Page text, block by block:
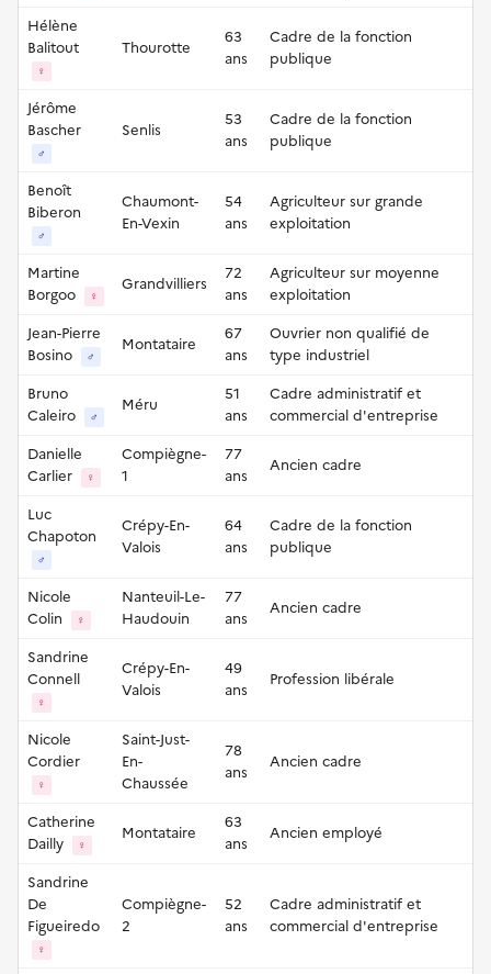
Hélène
Balitout
♀
Thourotte
63
ans
Cadre de la fonction
publique
Jérôme
Bascher
♂
Senlis
53
ans
Cadre de la fonction
publique
Benoît
Biberon
♂
Chaumont-
En-Vexin
54
ans
Agriculteur sur grande
exploitation
Martine
Borgoo
♀
Grandvilliers
72
ans
Agriculteur sur moyenne
exploitation
Jean-Pierre
Bosino
♂
Montataire
67
ans
Ouvrier non qualifié de
type industriel
Bruno
Caleiro
♂
Méru
51
ans
Cadre administratif et
commercial d'entreprise
Danielle
Carlier
♀
Compiègne-
1
77
ans
Ancien cadre
Luc
Chapoton
♂
Crépy-En-
Valois
64
ans
Cadre de la fonction
publique
Nicole
Colin
♀
Nanteuil-Le-
Haudouin
77
ans
Ancien cadre
Sandrine
Connell
♀
Crépy-En-
Valois
49
ans
Profession libérale
Nicole
Cordier
♀
Saint-Just-
En-
Chaussée
78
ans
Ancien cadre
Catherine
Dailly
♀
Montataire
63
ans
Ancien employé
Sandrine
De
Figueiredo
♀
Compiègne-
2
52
ans
Cadre administratif et
commercial d'entreprise